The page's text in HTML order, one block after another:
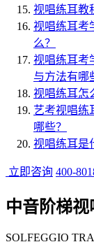
视唱练耳教
视唱练耳考
么？
视唱练耳考
与方法有哪
视唱练耳怎
艺考视唱练
哪些？
视唱练耳是
立即咨询 400-
中音阶梯视
SOLFEGGIO